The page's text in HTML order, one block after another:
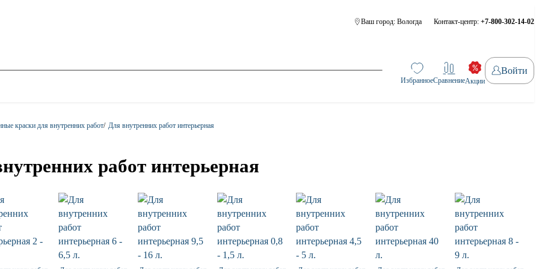
Ваш город: Вологда Контакт-центр: +7-800-302-14-02
ИзбранноеСравнениеАкции
Войти
краски для внутренних работ/ Для внутренних работ интерьерная
работ интерьерная